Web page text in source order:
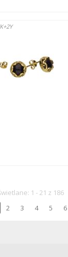
1 - 21 z 186
2 3 4 5 6